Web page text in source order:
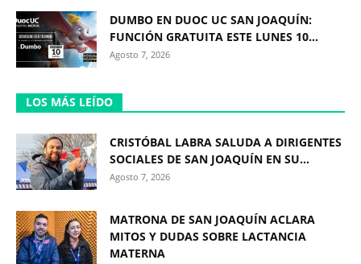
DUMBO EN DUOC UC SAN JOAQUÍN:
FUNCIÓN GRATUITA ESTE LUNES 10...
Agosto 7, 2026
LOS MÁS LEÍDO
CRISTÓBAL LABRA SALUDA A DIRIGENTES
SOCIALES DE SAN JOAQUÍN EN SU...
Agosto 7, 2026
MATRONA DE SAN JOAQUÍN ACLARA
MITOS Y DUDAS SOBRE LACTANCIA
MATERNA